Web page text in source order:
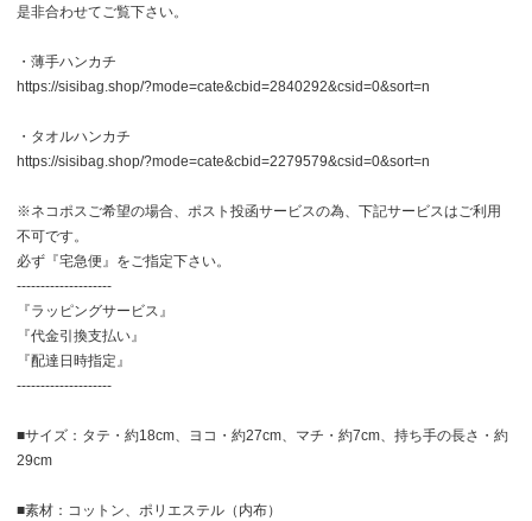
是非合わせてご覧下さい。
・薄手ハンカチ
https://sisibag.shop/?mode=cate&cbid=2840292&csid=0&sort=n
・タオルハンカチ
https://sisibag.shop/?mode=cate&cbid=2279579&csid=0&sort=n
※ネコポスご希望の場合、ポスト投函サービスの為、下記サービスはご利用
不可です。
必ず『宅急便』をご指定下さい。
--------------------
『ラッピングサービス』
『代金引換支払い』
『配達日時指定』
--------------------
■サイズ：タテ・約18cm、ヨコ・約27cm、マチ・約7cm、持ち手の長さ・約
29cm
■素材：コットン、ポリエステル（内布）